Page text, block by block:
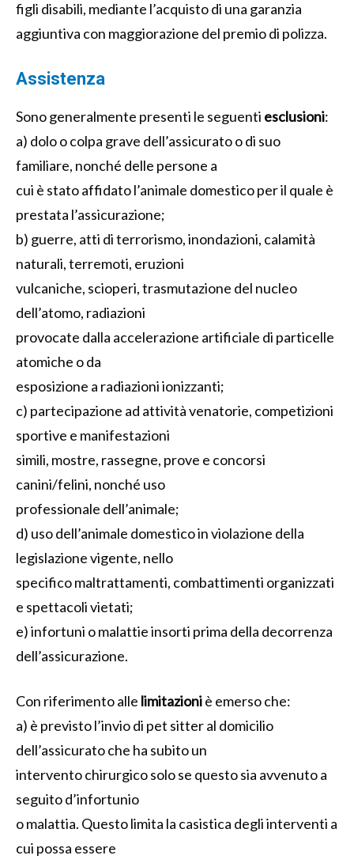
figli disabili, mediante l’acquisto di una garanzia
aggiuntiva con maggiorazione del premio di polizza.
Assistenza
Sono generalmente presenti le seguenti esclusioni:
a) dolo o colpa grave dell’assicurato o di suo
familiare, nonché delle persone a
cui è stato affidato l’animale domestico per il quale è
prestata l’assicurazione;
b) guerre, atti di terrorismo, inondazioni, calamità
naturali, terremoti, eruzioni
vulcaniche, scioperi, trasmutazione del nucleo
dell’atomo, radiazioni
provocate dalla accelerazione artificiale di particelle
atomiche o da
esposizione a radiazioni ionizzanti;
c) partecipazione ad attività venatorie, competizioni
sportive e manifestazioni
simili, mostre, rassegne, prove e concorsi
canini/felini, nonché uso
professionale dell’animale;
d) uso dell’animale domestico in violazione della
legislazione vigente, nello
specifico maltrattamenti, combattimenti organizzati
e spettacoli vietati;
e) infortuni o malattie insorti prima della decorrenza
dell’assicurazione.
Con riferimento alle limitazioniè emerso che:
a) è previsto l’invio di pet sitter al domicilio
dell’assicurato che ha subito un
intervento chirurgico solo se questo sia avvenuto a
seguito d’infortunio
o malattia. Questo limita la casistica degli interventi a
cui possa essere